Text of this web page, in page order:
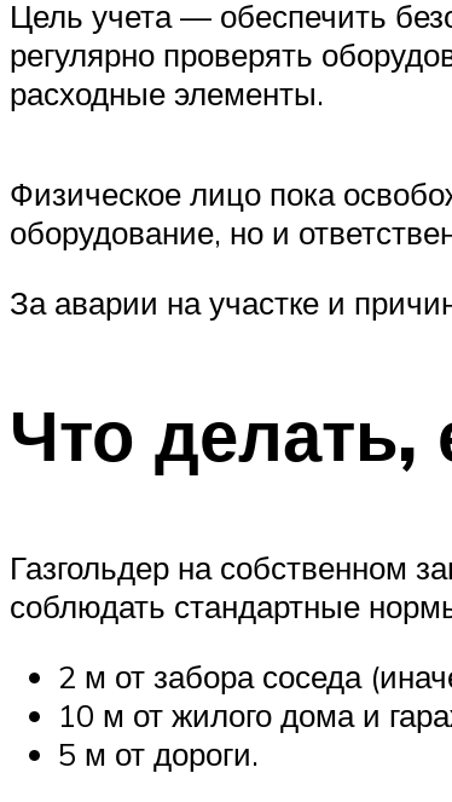
Цель учета — обеспечить
регулярно проверять
расходные элементы.
Физическое лицо пока
оборудование, но и
За аварии на участке и
Что делать,
Газгольдер на собственном
соблюдать стандартные
2 м от забора соседа
10 м от жилого дома и
5 м от дороги.